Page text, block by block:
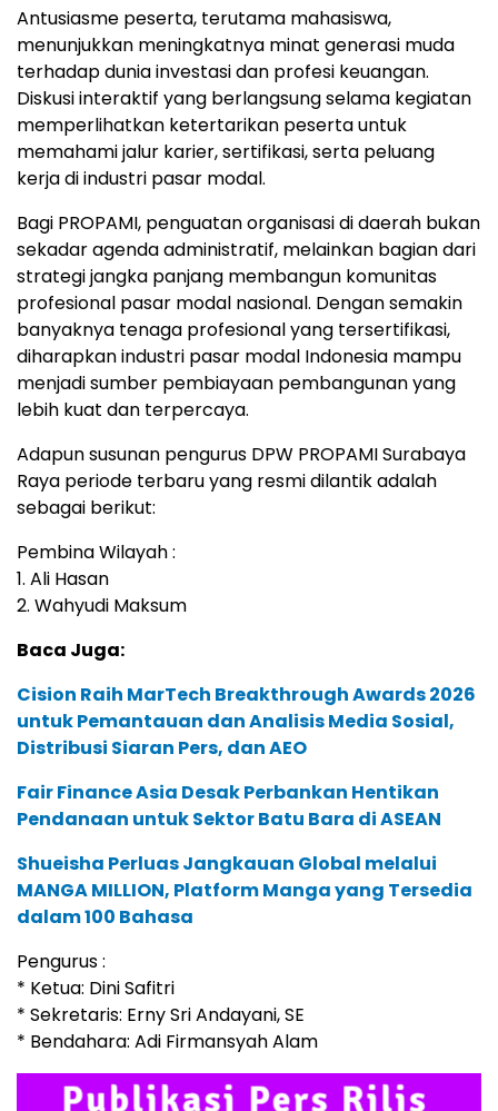
Antusiasme peserta, terutama mahasiswa,
menunjukkan meningkatnya minat generasi muda
terhadap dunia investasi dan profesi keuangan.
Diskusi interaktif yang berlangsung selama kegiatan
memperlihatkan ketertarikan peserta untuk
memahami jalur karier, sertifikasi, serta peluang
kerja di industri pasar modal.
Bagi PROPAMI, penguatan organisasi di daerah bukan
sekadar agenda administratif, melainkan bagian dari
strategi jangka panjang membangun komunitas
profesional pasar modal nasional. Dengan semakin
banyaknya tenaga profesional yang tersertifikasi,
diharapkan industri pasar modal Indonesia mampu
menjadi sumber pembiayaan pembangunan yang
lebih kuat dan terpercaya.
Adapun susunan pengurus DPW PROPAMI Surabaya
Raya periode terbaru yang resmi dilantik adalah
sebagai berikut:
Pembina Wilayah :
1. Ali Hasan
2. Wahyudi Maksum
Baca Juga:
Cision Raih MarTech Breakthrough Awards 2026
untuk Pemantauan dan Analisis Media Sosial,
Distribusi Siaran Pers, dan AEO
Fair Finance Asia Desak Perbankan Hentikan
Pendanaan untuk Sektor Batu Bara di ASEAN
Shueisha Perluas Jangkauan Global melalui
MANGA MILLION, Platform Manga yang Tersedia
dalam 100 Bahasa
Pengurus :
* Ketua: Dini Safitri
* Sekretaris: Erny Sri Andayani, SE
* Bendahara: Adi Firmansyah Alam